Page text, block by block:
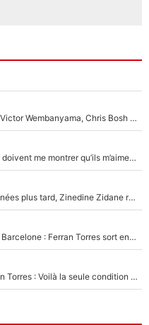
NBA - Victime d'une thrombose comme Victor Wembanyama, Chris Bosh prévient le Français des risques sur sa santé : «J’ai failli mourir sur le coup et j’ai été ramené à la vie»
Ferran Torres se rapproche du PSG : «Ils doivent me montrer qu’ils m’aiment», le héros de la finale de la Coupe du monde menace le FC Barcelone avec son transfert !
«J’étais complètement à la rue» : Des années plus tard, Zinedine Zidane raconte le calvaire qu’il a vécu après la Coupe du monde 1998
Transfert au PSG ou prolongation au FC Barcelone : Ferran Torres sort enfin du silence et laisse planer le doute sur son avenir !
Le FC Barcelone refuse de vendre Ferran Torres : Voilà la seule condition qui peut débloquer son transfert au PSG !